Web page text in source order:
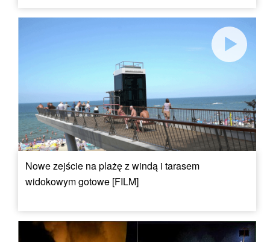
Nowe zejście na plażę z windą i tarasem
widokowym gotowe [FILM]